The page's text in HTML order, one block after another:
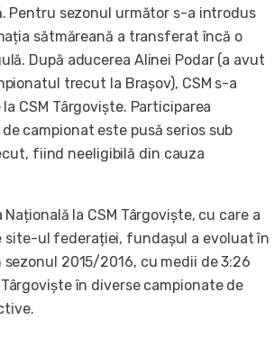
Pentru sezonul următor s-a introdus
sătmăreană a transferat încă o
După aducerea Alinei Podar (a avut
trecut la Brașov), CSM s-a
CSM Târgoviște. Participarea
campionat este pusă serios sub
fiind neeligibilă din cauza
la CSM Târgoviște, cu care a
site-ul federației, fundașul a evoluat în
2015/2016, cu medii de 3:26
în diverse campionate de